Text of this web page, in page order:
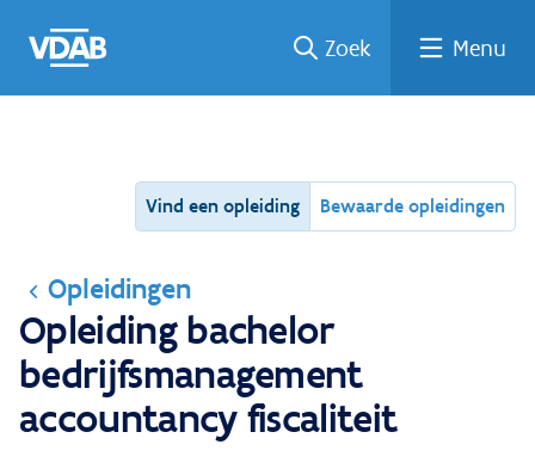
naar
een
een
job
naar
Zoek Menu
Vind een opleiding Bewaarde opleidingen
Opleidingen
Opleiding bachelor
bedrijfsmanagement
accountancy fiscaliteit